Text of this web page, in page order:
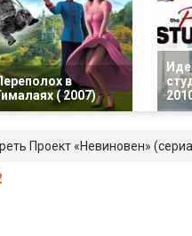
в
( 2007)
Проект «Невиновен»